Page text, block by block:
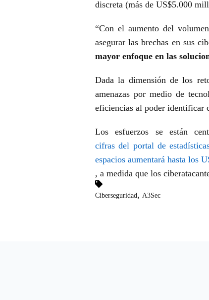
discreta (más de US$5.000
“Con el aumento del
asegurar las brechas en sus
mayor enfoque en las
Dada la dimensión de los
amenazas por medio de
eficiencias al poder identificar
Los esfuerzos se están
cifras del portal de
espacios aumentará hasta los
, a medida que los
Ciberseguridad, A3Sec